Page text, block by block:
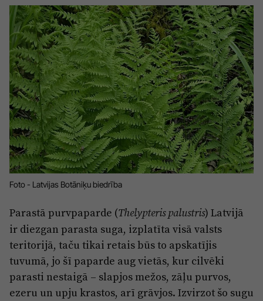
Drošība
Pierīga
Ādaži
Ķekava
Mārupe
Olaine
Ropaži
Sigulda
Jūrmala
Projekti
Mediju atbalsta fonds
Zivju fonds
Zaļā nākotne
Iedvesmai nav vecuma
Vide
Kodols
Kontakti
Reklāma
Par laikrakstu
Privātuma politika
Foto - Latvijas Botāniķu biedrība
Parastā purvpaparde (Thelypteris palustris) Latvijā
ir diezgan parasta suga, izplatīta visā valsts
teritorijā, taču tikai retais būs to apskatījis
tuvumā, jo šī paparde aug vietās, kur cilvēki
parasti nestaigā – slapjos mežos, zāļu purvos,
ezeru un upju krastos, arī grāvjos. Izvirzot šo sugu